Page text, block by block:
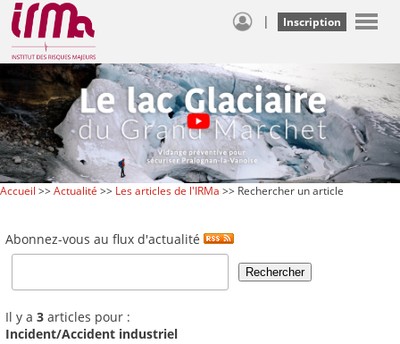
| Inscription
Accueil >>Actualité >> Les articles de l'IRMa >> Rechercher un article
Abonnez-vous au flux d'actualité
Il y a 3 articles pour :
Incident/Accident industriel